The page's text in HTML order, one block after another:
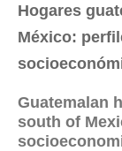
Hogares
México:
Guatemalan
south of